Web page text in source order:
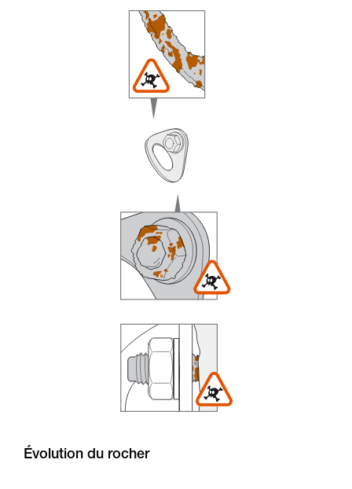
Évolution du rocher